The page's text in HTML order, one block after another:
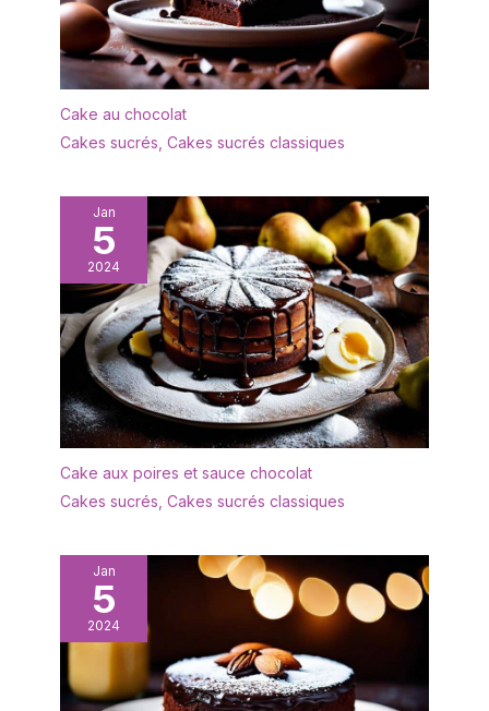
Cake au chocolat
Cakes sucrés Cakes sucrés classiques
Jan
5
2024
Cake aux poires et sauce chocolat
Cakes sucrés Cakes sucrés classiques
Jan
5
2024